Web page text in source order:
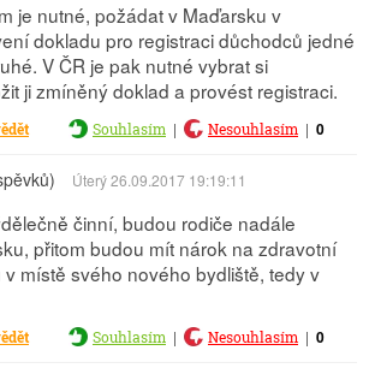
je nutné, požádat v Maďarsku v
dokladu pro registraci důchodců jedné
V ČR je pak nutné vybrat si
ji zmíněný doklad a provést registraci.
Souhlasím | Nesouhlasím | 0
Úterý 26.09.2017 19:19:11
činní, budou rodiče nadále
přitom budou mít nárok na zdravotní
místě svého nového bydliště, tedy v
Souhlasím | Nesouhlasím | 0